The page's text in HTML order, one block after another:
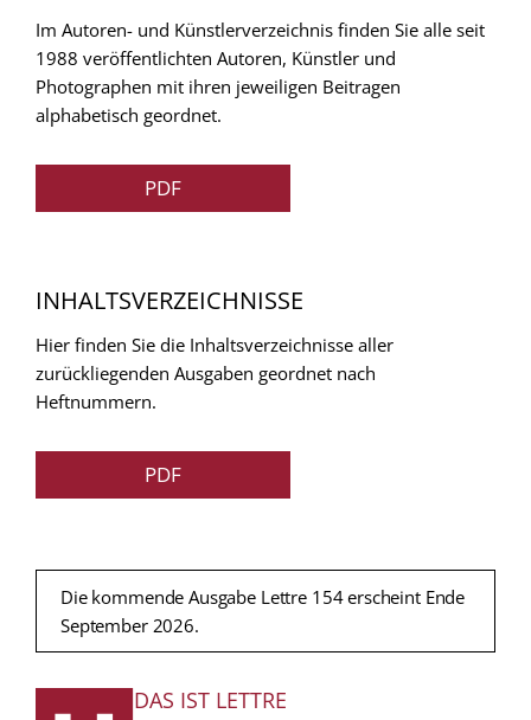
Im Autoren- und Künstlerverzeichnis finden Sie alle seit
1988 veröffentlichten Autoren, Künstler und
Photographen mit ihren jeweiligen Beitragen
alphabetisch geordnet.
PDF
INHALTSVERZEICHNISSE
Hier finden Sie die Inhaltsverzeichnisse aller
zurückliegenden Ausgaben geordnet nach
Heftnummern.
PDF
Die kommende Ausgabe Lettre 154 erscheint Ende
September 2026.
FUSSZEILE
DAS IST LETTRE